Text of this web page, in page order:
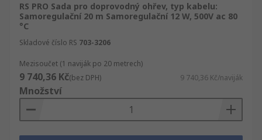
RS PRO Sada pro doprovodný ohřev, typ kabelu:
Samoregulační 20 m Samoregulační 12 W, 500V ac 80
°C
Skladové číslo RS 703-3206
Mezisoučet (1 naviják po 20 metrech)
9 740,36 Kč(bez DPH) 9 740,36 Kč/naviják
Množství